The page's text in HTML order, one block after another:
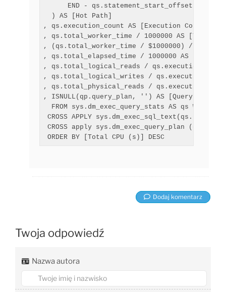
      END - qs.statement_start_offset ) / 2
  ) AS [Hot Path]
, qs.execution_count AS [Execution Count]
, qs.total_worker_time / 1000000 AS [Total
, (qs.total_worker_time / $1000000) /
, qs.total_elapsed_time / 1000000 AS [Total
, qs.total_logical_reads / qs.execution_count
, qs.total_logical_writes /
, qs.total_physical_reads /
, ISNULL(qp.query_plan, '') AS [Query Plan]
FROM sys.dm_exec_query_stats AS qs WITH
CROSS APPLY
CROSS apply sys.dm_exec_query_plan
Dodaj komentarz
Twoja odpowiedź
Nazwa autora